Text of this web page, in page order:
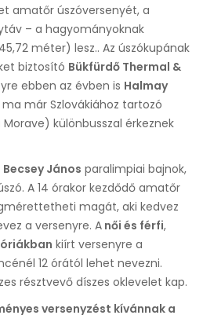
amatőr úszóversenyét, a
– a hagyományoknak
45,72 méter) lesz.. Az úszókupának
biztosító Bükfürdő Thermal &
ebben az évben is Halmay
ma már Szlovákiához tartozó
különbusszal érkeznek
Becsey János paralimpiai bajnok,
A 14 órakor kezdődő amatőr
magát, aki kedvez
a versenyre. A női és férfi,
kiírt versenyre a
12 órától lehet nevezni.
résztvevő díszes oklevelet kap.
versenyzést kívánnak a